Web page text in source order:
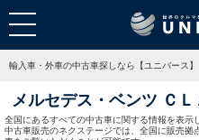
輸入車・外車の中古車探しなら【ユニバース】
メルセデス・ベンツ Ｃ
全国にあるすべての中古車に関する情報を表示
中古車販売のネクステージでは、全国に販売